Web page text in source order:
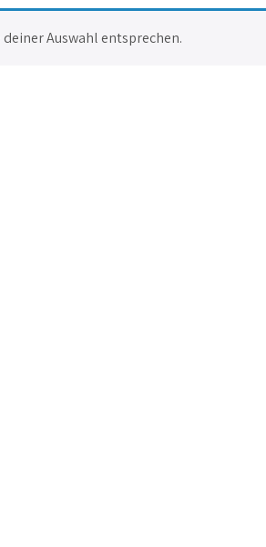
Auswahl entsprechen.